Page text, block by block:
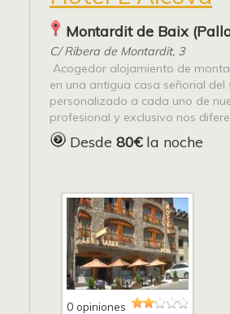
Montardit de Baix
C/ Ribera de Montardit, 3
Acogedor alojamiento de
en una antigua casa señorial
personalizado a cada uno de
profesional y exclusivo nos
Desde 80€la noche
0 opiniones